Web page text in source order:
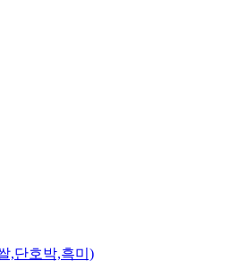
,단호박,흑미)